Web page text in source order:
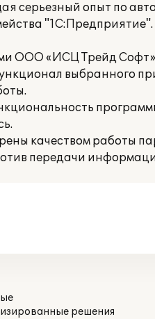
серьезный опыт по
"1С:Предприятие".
ООО «ИСЦ Трейд Софт»
выбранного
качеством работы
передачи
решения